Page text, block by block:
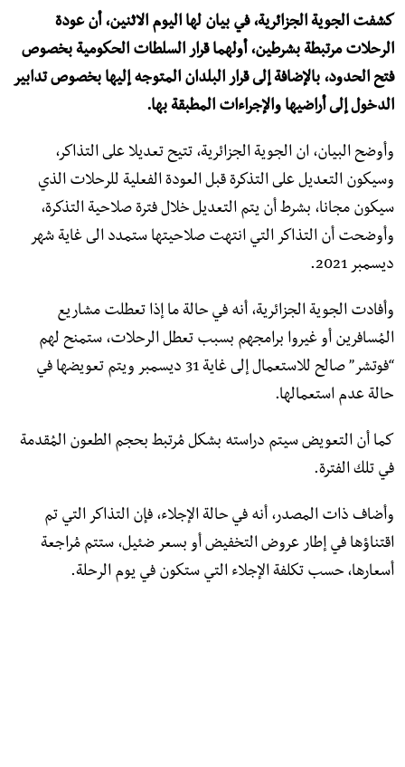
كشفت الجوية الجزائرية، في بيان لها اليوم الاثنين، أن عودة
الرحلات مرتبطة بشرطين، أولهما قرار السلطات الحكومية بخصوص
فتح الحدود، بالإضافة إلى قرار البلدان المتوجه إليها بخصوص تدابير
الدخول إلى أراضيها والإجراءات المطبقة بها.
وأوضح البيان، ان الجوية الجزائرية، تتيح تعديلا على التذاكر،
وسيكون التعديل على التذكرة قبل العودة الفعلية للرحلات الذي
سيكون مجانا، بشرط أن يتم التعديل خلال فترة صلاحية التذكرة،
وأوضحت أن التذاكر التي انتهت صلاحيتها ستمدد الى غاية شهر
ديسمبر 2021.
وأفادت الجوية الجزائرية، أنه في حالة ما إذا تعطلت مشاريع
المُسافرين أو غيروا برامجهم بسبب تعطل الرحلات، ستمنح لهم
“فوتشر” صالح للاستعمال إلى غاية 31 ديسمبر ويتم تعويضها في
حالة عدم استعمالها.
كما أن التعويض سيتم دراسته بشكل مُرتبط بحجم الطعون المُقدمة
في تلك الفترة.
وأضاف ذات المصدر، أنه في حالة الإجلاء، فإن التذاكر التي تم
اقتناؤها في إطار عروض التخفيض أو بسعر ضئيل، ستتم مُراجعة
أسعارها، حسب تكلفة الإجلاء التي ستكون في يوم الرحلة.